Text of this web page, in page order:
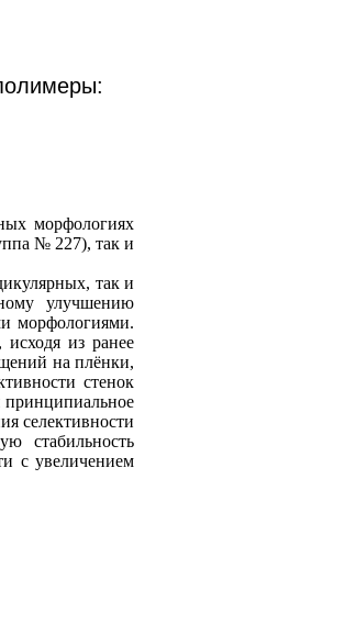
морфологиях
№ 227), так и
так и
улучшению
морфологиями.
из ранее
на плёнки,
стенок
принципиальное
селективности
стабильность
с увеличением